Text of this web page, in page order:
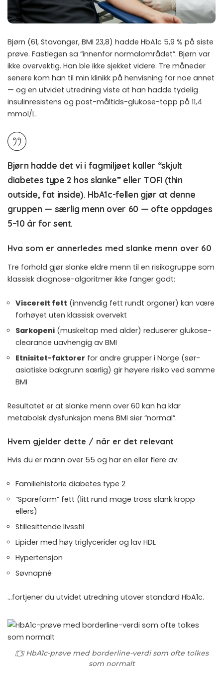
Bjørn (61, Stavanger, BMI 23,8) hadde HbA1c 5,9 % på siste
prøve. Fastlegen sa “innenfor normalområdet”. Bjørn var
ikke overvektig. Han ble ikke sjekket videre. Tre måneder
senere kom han til min klinikk på henvisning for noe annet
— og en utvidet utredning viste at han hadde tydelig
insulinresistens og post-måltids-glukose-topp på 11,4
mmol/L.
Bjørn hadde det vi i fagmiljøet kaller “skjult
diabetes type 2 hos slanke” eller TOFI (thin
outside, fat inside). HbA1c-fellen gjør at denne
gruppen — særlig menn over 60 — ofte oppdages
5–10 år for sent.
Hva som er annerledes med slanke menn over 60
Tre forhold gjør slanke eldre menn til en risikogruppe som
klassisk diagnose-algoritmer ikke fanger godt:
Viscerelt fett (innvendig fett rundt organer) kan være
forhøyet uten klassisk overvekt
Sarkopeni (muskeltap med alder) reduserer glukose-
clearance uavhengig av BMI
Etnisitet-faktorer for andre grupper i Norge (sør-
asiatiske bakgrunn særlig) gir høyere risiko ved samme
BMI
Resultatet er at slanke menn over 60 kan ha klar
metabolsk dysfunksjon mens BMI sier “normal”.
Hvem gjelder dette / når er det relevant
Hvis du er mann over 55 og har en eller flere av:
Familiehistorie diabetes type 2
“Spareform” fett (litt rund mage tross slank kropp
ellers)
Stillesittende livsstil
Lipider med høy triglycerider og lav HDL
Hypertensjon
Søvnapné
…fortjener du utvidet utredning utover standard HbA1c.
HbA1c-prøve med borderline-verdi som ofte tolkes
som normalt